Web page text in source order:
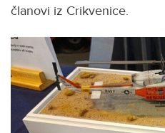
članovi iz Crikvenice.